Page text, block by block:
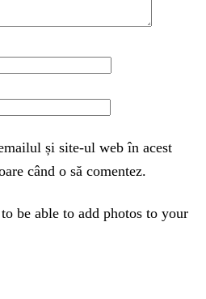
și site-ul web în acest
când o să comentez.
be able to add photos to your